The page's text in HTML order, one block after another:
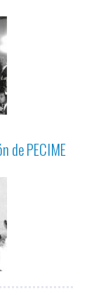
de PECIME